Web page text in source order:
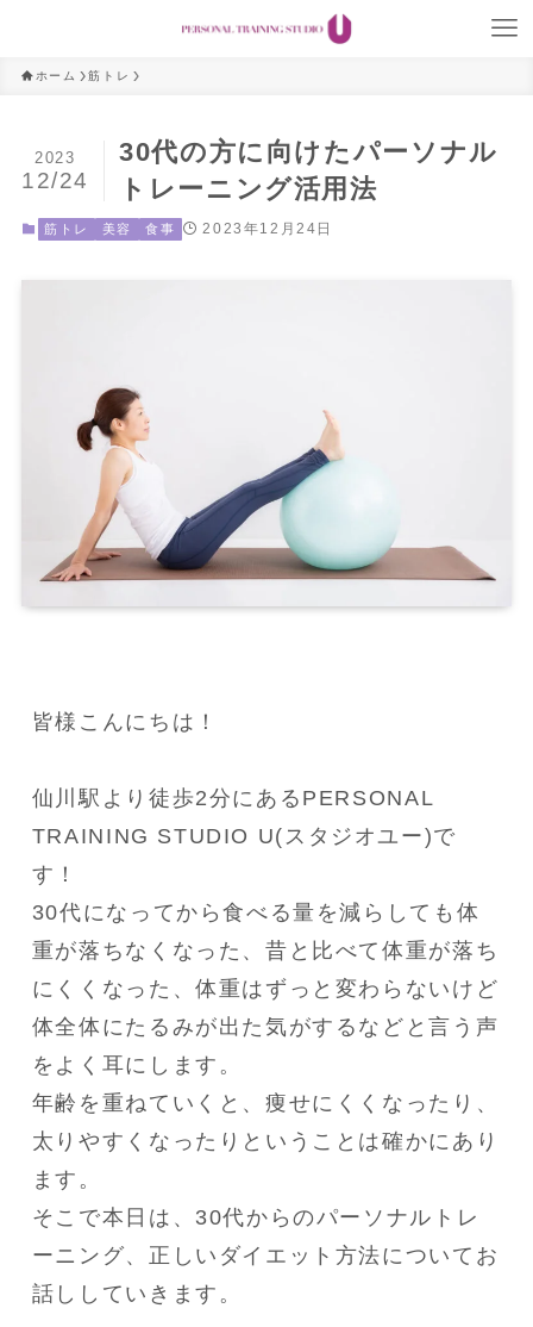
ホーム 筋トレ
30代の方に向けたパーソナル
トレーニング活用法
2023
12/24
筋トレ 美容 食事 2023年12月24日
皆様こんにちは！
仙川駅より徒歩2分にあるPERSONAL
TRAINING STUDIO U(スタジオユー)で
す！
30代になってから食べる量を減らしても体
重が落ちなくなった、昔と比べて体重が落ち
にくくなった、体重はずっと変わらないけど
体全体にたるみが出た気がするなどと言う声
をよく耳にします。
年齢を重ねていくと、痩せにくくなったり、
太りやすくなったりということは確かにあり
ます。
そこで本日は、30代からのパーソナルトレ
ーニング、正しいダイエット方法についてお
話ししていきます。